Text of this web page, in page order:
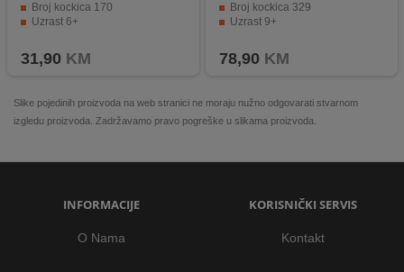
Broj kockica 170
Uzrast 6+
31,90 KM
Broj kockica 329
Uzrast 9+
78,90 KM
Slike pojedinih proizvoda na web stranici ne moraju nužno odgovarati stvarnom
izgledu proizvoda. Zadržavamo pravo pogreške u slikama proizvoda.
INFORMACIJE
O Nama
KORISNIČKI SERVIS
Kontakt